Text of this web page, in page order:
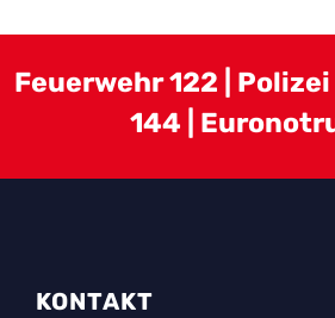
Feuerwehr 122 |
144 |
KONTAKT